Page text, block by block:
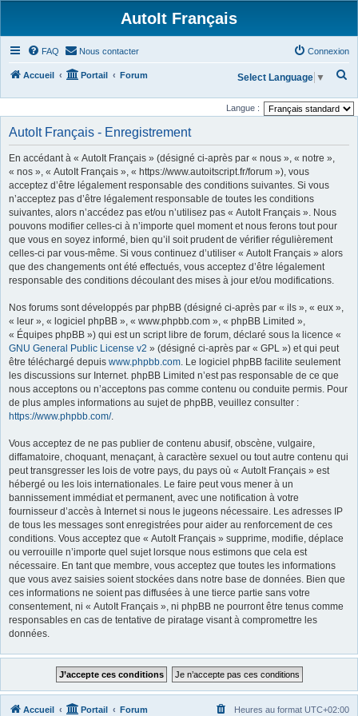
AutoIt Français
FAQ Nous contacter Connexion
Accueil Portail Forum
c
Select Language ▼
Langue :
AutoIt Français - Enregistrement
En accédant à « AutoIt Français » (désigné ci-après par « nous », « notre »,
« nos », « AutoIt Français », « https://www.autoitscript.fr/forum »), vous
acceptez d’être légalement responsable des conditions suivantes. Si vous
n’acceptez pas d’être légalement responsable de toutes les conditions
suivantes, alors n’accédez pas et/ou n’utilisez pas « AutoIt Français ». Nous
pouvons modifier celles-ci à n’importe quel moment et nous ferons tout pour
que vous en soyez informé, bien qu’il soit prudent de vérifier régulièrement
celles-ci par vous-même. Si vous continuez d’utiliser « AutoIt Français » alors
que des changements ont été effectués, vous acceptez d’être légalement
responsable des conditions découlant des mises à jour et/ou modifications.
Nos forums sont développés par phpBB (désigné ci-après par « ils », « eux »,
« leur », « logiciel phpBB », « www.phpbb.com », « phpBB Limited »,
« Équipes phpBB ») qui est un script libre de forum, déclaré sous la licence «
GNU General Public License v2 » (désigné ci-après par « GPL ») et qui peut
être téléchargé depuis www.phpbb.com. Le logiciel phpBB facilite seulement
les discussions sur Internet. phpBB Limited n’est pas responsable de ce que
nous acceptons ou n’acceptons pas comme contenu ou conduite permis. Pour
de plus amples informations au sujet de phpBB, veuillez consulter :
https://www.phpbb.com/.
Vous acceptez de ne pas publier de contenu abusif, obscène, vulgaire,
diffamatoire, choquant, menaçant, à caractère sexuel ou tout autre contenu qui
peut transgresser les lois de votre pays, du pays où « AutoIt Français » est
hébergé ou les lois internationales. Le faire peut vous mener à un
bannissement immédiat et permanent, avec une notification à votre
fournisseur d’accès à Internet si nous le jugeons nécessaire. Les adresses IP
de tous les messages sont enregistrées pour aider au renforcement de ces
conditions. Vous acceptez que « AutoIt Français » supprime, modifie, déplace
ou verrouille n’importe quel sujet lorsque nous estimons que cela est
nécessaire. En tant que membre, vous acceptez que toutes les informations
que vous avez saisies soient stockées dans notre base de données. Bien que
ces informations ne soient pas diffusées à une tierce partie sans votre
consentement, ni « AutoIt Français », ni phpBB ne pourront être tenus comme
responsables en cas de tentative de piratage visant à compromettre les
données.
Accueil Portail Forum Heures au format UTC+02:00